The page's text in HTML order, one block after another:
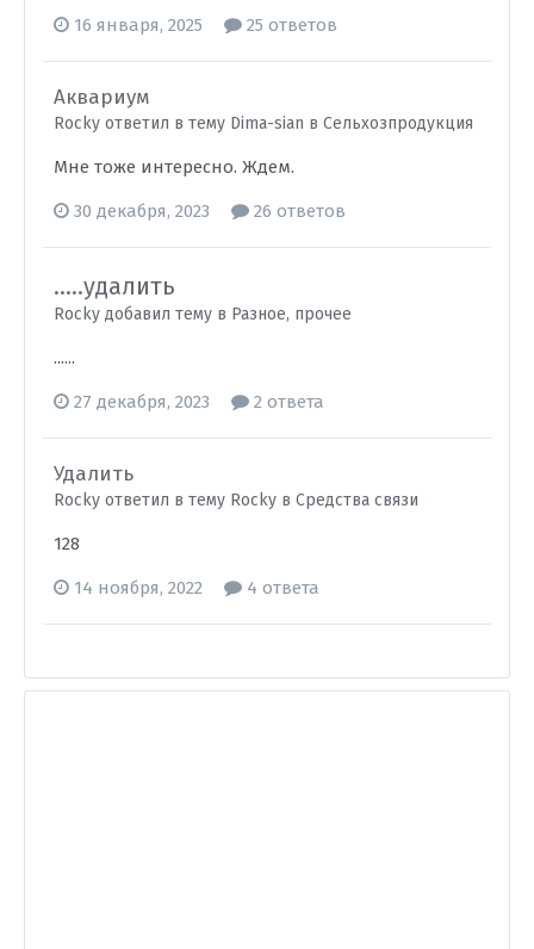
16 января, 2025 25 ответов
Аквариум
Rocky ответил в тему Dima-sian в Сельхозпродукция
Мне тоже интересно. Ждем.
30 декабря, 2023 26 ответов
.....удалить
Rocky добавил тему в Разное, прочее
......
27 декабря, 2023 2 ответа
Удалить
Rocky ответил в тему Rocky в Средства связи
128
14 ноября, 2022 4 ответа